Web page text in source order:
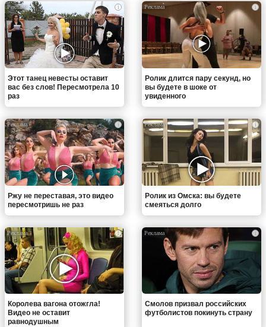
i
Этот танец невесты оставит
вас без слов! Пересмотрела 10
раз
i
Ролик длится пару секунд, но
вы будете в шоке от
увиденного
i
Ржу не переставая, это видео
пересмотришь не раз
i
Ролик из Омска: вы будете
смеяться долго
i
Королева вагона отожгла!
Видео не оставит
равнодушным
i
Смолов призвал российских
футболистов покинуть страну